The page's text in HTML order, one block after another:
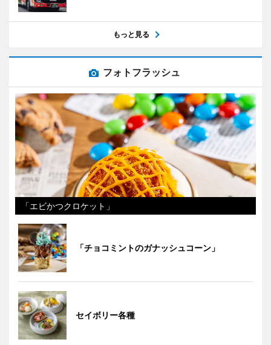
もっと見る
フォトフラッシュ
「エビかつクロケット」
「チョコミントのガナッシュコーン」
セイボリー各種